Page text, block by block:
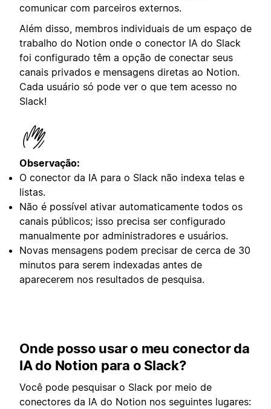
comunicar com parceiros externos.
Além disso, membros individuais de um espaço de
trabalho do Notion onde o conector IA do Slack
foi configurado têm a opção de conectar seus
canais privados e mensagens diretas ao Notion.
Cada usuário só pode ver o que tem acesso no
Slack!
Observação:
O conector da IA para o Slack não indexa telas e
listas.
Não é possível ativar automaticamente todos os
canais públicos; isso precisa ser configurado
manualmente por administradores e usuários.
Novas mensagens podem precisar de cerca de 30
minutos para serem indexadas antes de
aparecerem nos resultados de pesquisa.
Onde posso usar o meu conector da
IA do Notion para o Slack?
Você pode pesquisar o Slack por meio de
conectores da IA do Notion nos seguintes lugares: